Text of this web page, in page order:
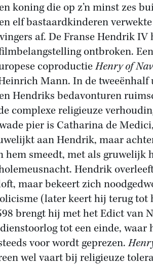
koning die op z’n minst zes
elf bastaardkinderen
af. De Franse Hendrik
ontbroken.
coproductieHenry of
Mann. In de
Hendriks bedavonturen
complexe religieuze
pier is Catharina de
aan Hendrik, maar
hem smeedt, met als gruwelijk
Hendrik
maar bekeert zich
(later keert hij terug tot
brengt hij met het Edict van
tot een einde,
voor wordt geprezen.
wel vaart bij religieuze